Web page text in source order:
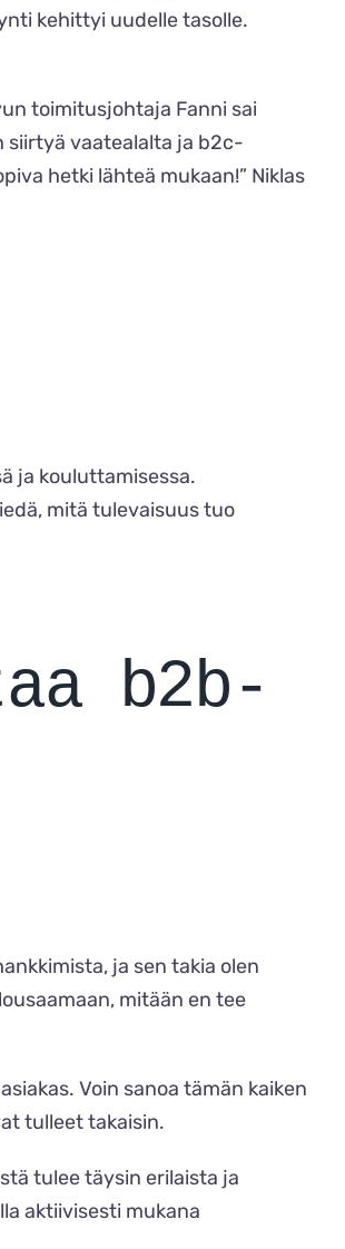
kehittyi uudelle tasolle.
toimitusjohtaja Fanni sai
siirtyä vaatealalta ja b2c-
hetki lähteä mukaan!” Niklas
ja kouluttamisessa.
mitä tulevaisuus tuo
b2b-
ja sen takia olen
mitään en tee
Voin sanoa tämän kaiken
tulleet takaisin.
tulee täysin erilaista ja
aktiivisesti mukana